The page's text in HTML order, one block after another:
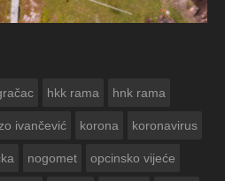
hkk rama hnk rama
ivančević korona koronavirus
nogomet opcinsko vijeće